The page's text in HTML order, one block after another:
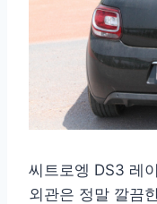
씨트로엥 DS3 레
외관은 정말 깔끔